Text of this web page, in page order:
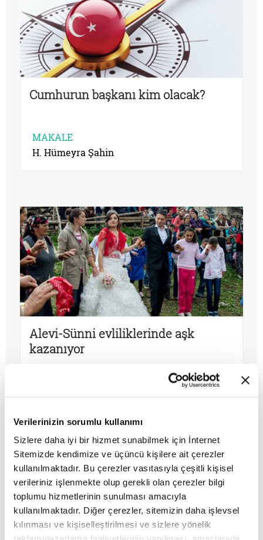
Verilerinizin sorumlu kullanımı
Sizlere daha iyi bir hizmet sunabilmek için İnternet
Sitemizde kendimize ve üçüncü kişilere ait çerezler
kullanılmaktadır. Bu çerezler vasıtasıyla çeşitli kişisel
verileriniz işlenmekte olup gerekli olan çerezler bilgi
toplumu hizmetlerinin sunulması amacıyla
kullanılmaktadır. Diğer çerezler, sitemizin daha işlevsel
kılınması ve kişiselleştirilmesi ve sizlere yönelik
Cumhurun başkanı kim olacak?
MAKALE
H. Hümeyra Şahin
Alevi-Sünni evliliklerinde aşk
kazanıyor